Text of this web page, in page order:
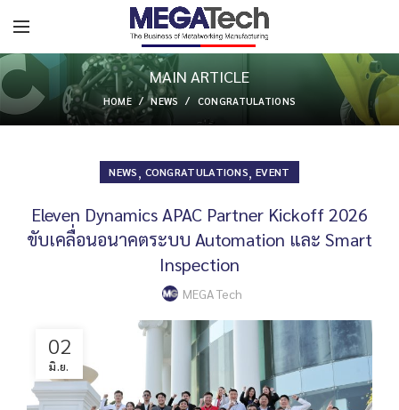
MAIN ARTICLE
HOME NEWS CONGRATULATIONS
NEWS, CONGRATULATIONS,EVENT
Eleven Dynamics APAC Partner Kickoff 2026
ขับเคลื่อนอนาคตระบบ Automation และ Smart
Inspection
MEGA Tech
02
มิ.ย.